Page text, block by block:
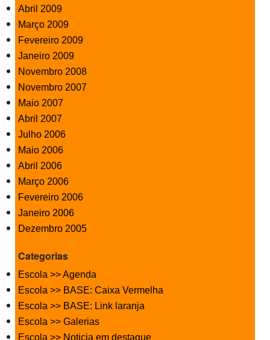
Abril 2009
Março 2009
Fevereiro 2009
Janeiro 2009
Novembro 2008
Novembro 2007
Maio 2007
Abril 2007
Julho 2006
Maio 2006
Abril 2006
Março 2006
Fevereiro 2006
Janeiro 2006
Dezembro 2005
Categorias
Escola >> Agenda
Escola >> BASE: Caixa Vermelha
Escola >> BASE: Link laranja
Escola >> Galerias
Escola >> Noticia em destaque